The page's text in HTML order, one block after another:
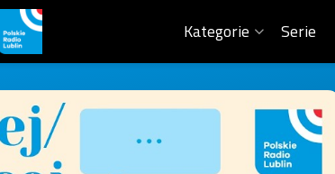
Kategorie Serie